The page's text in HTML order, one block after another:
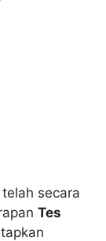
secara
Tes